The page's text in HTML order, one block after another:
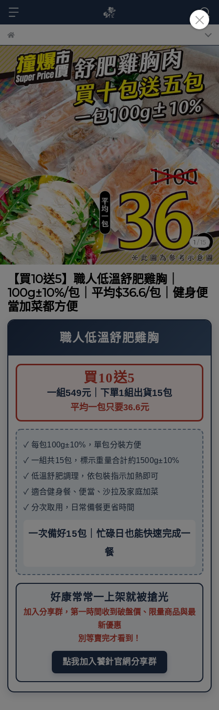
1 /15
【買10送5】職人低溫舒肥雞胸｜
100g±10%/包｜平均$36.6/包｜健身便
當加菜都方便
職人低溫舒肥雞胸
買10送5
一組549元｜下單1組出貨15包
平均一包只要36.6元
✓ 每包100g±10%，單包分裝方便
✓ 一組共15包，標示重量合計約1500g±10%
✓ 低溫舒肥調理，依包裝指示加熱即可
✓ 適合健身餐、便當、沙拉及家庭加菜
✓ 分次取用，日常備餐更省時間
一次備好15包｜忙碌日也能快速完成一
餐
好康常常一上架就被搶光
加入分享群，第一時間收到破盤價、限量商品與最
新優惠
別等賣完才看到！
點我加入饕針官網分享群